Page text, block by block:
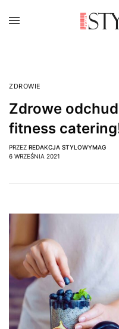
ZDROWIE
Zdrowe
fitness
PRZEZ REDAKCJA STYLOWYMAG
6 WRZEŚNIA 2021